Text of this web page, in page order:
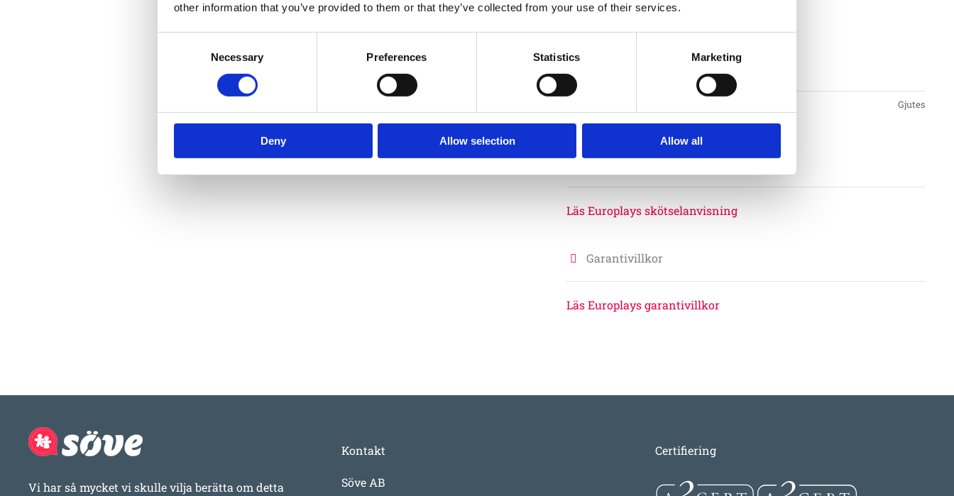
other information that you’ve provided to them or that they’ve collected from your use of their services.
Necessary Preferences Statistics Marketing
Deny Allow selection Allow all
Gjutes
Skötsel
Läs Europlays skötselanvisning
Garantivillkor
Läs Europlays garantivillkor
Vi har så mycket vi skulle vilja berätta om detta
Kontakt
Söve AB
Certifiering